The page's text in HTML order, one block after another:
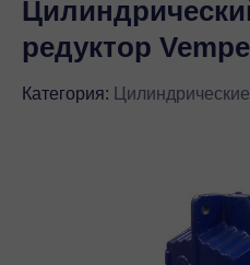
редуктор
Категория: